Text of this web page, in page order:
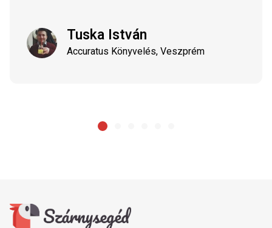
Tuska István
Accuratus Könyvelés, Veszprém